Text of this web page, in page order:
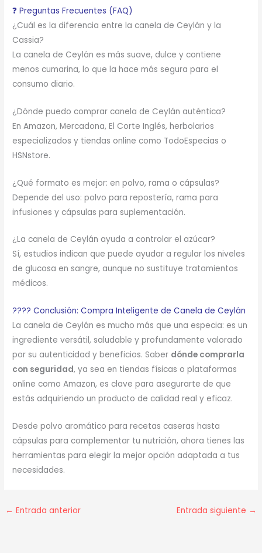
❓ Preguntas Frecuentes (FAQ)
¿Cuál es la diferencia entre la canela de Ceylán y la
Cassia?
La canela de Ceylán es más suave, dulce y contiene
menos cumarina, lo que la hace más segura para el
consumo diario.
¿Dónde puedo comprar canela de Ceylán auténtica?
En Amazon, Mercadona, El Corte Inglés, herbolarios
especializados y tiendas online como TodoEspecias o
HSNstore.
¿Qué formato es mejor: en polvo, rama o cápsulas?
Depende del uso: polvo para repostería, rama para
infusiones y cápsulas para suplementación.
¿La canela de Ceylán ayuda a controlar el azúcar?
Sí, estudios indican que puede ayudar a regular los niveles
de glucosa en sangre, aunque no sustituye tratamientos
médicos.
???? Conclusión: Compra Inteligente de Canela de Ceylán
La canela de Ceylán es mucho más que una especia: es un
ingrediente versátil, saludable y profundamente valorado
por su autenticidad y beneficios. Saber dónde comprarla
con seguridad, ya sea en tiendas físicas o plataformas
online como Amazon, es clave para asegurarte de que
estás adquiriendo un producto de calidad real y eficaz.
Desde polvo aromático para recetas caseras hasta
cápsulas para complementar tu nutrición, ahora tienes las
herramientas para elegir la mejor opción adaptada a tus
necesidades.
← Entrada anterior Entrada siguiente →